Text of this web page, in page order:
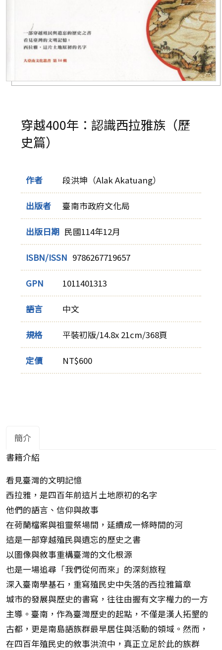
穿越400年：認識西拉雅族（歷
史篇）
作者 段洪坤（Alak Akatuang）
出版者 臺南市政府文化局
出版日期 民國114年12月
ISBN/ISSN 9786267719657
GPN 1011401313
語言 中文
規格 平裝初版/14.8x 21cm/368頁
定價 NT$600
簡介
書籍介紹
看見臺灣的文明記憶
西拉雅，是四百年前這片土地原初的名字
他們的語言、信仰與故事
在荷蘭檔案與祖靈祭場間，延續成一條時間的河
這是一部穿越殖民與遺忘的歷史之書
以圖像與敘事重構臺灣的文化根源
也是一場追尋「我們從何而來」的深刻旅程
深入臺南學基石，重寫殖民史中失落的西拉雅篇章
城市的發展與歷史的書寫，往往由握有文字權力的一方
主導。臺南，作為臺灣歷史的起點，不僅是漢人拓墾的
古都，更是南島語族群最早居住與活動的領域。然而，
在四百年殖民史的敘事洪流中，真正立足於此的族群